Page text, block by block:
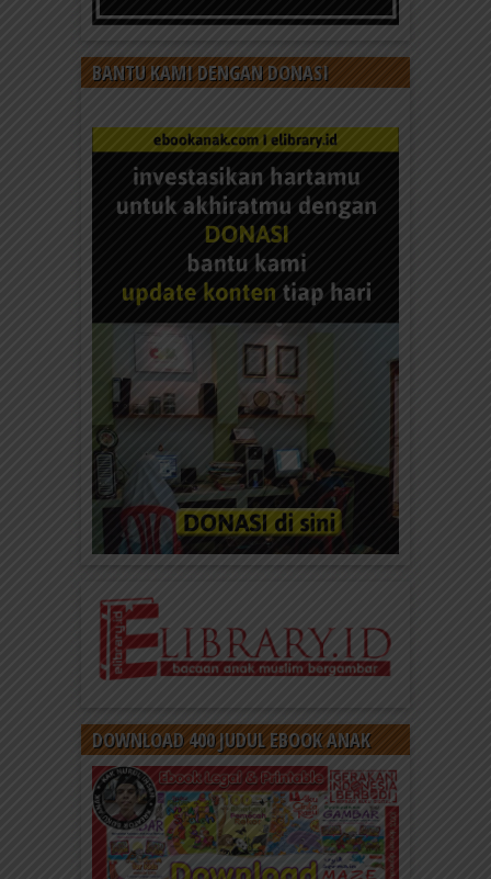
bantu ebookanak.com dan elibrary.id update
Adab dan Doa Anak Muslim Ketika
Keluar Rumah
Doa Ketika Keluar Rumah Bismillaahi tawakkaltu
alallaahi walaahawla walaaquwwata illaa billaah
Dengan menyebut nama Allah, aku menyerahkan...
Becermin
Doa Becermin Alloohumma anta hassanta kholqii
fahassin khuluqii Ya Allah, sebagaimana Engkau
telah memperindah kejadianku, maka perindah...
BANTU KAMI DENGAN DONASI
DOWNLOAD 400 JUDUL EBOOK ANAK